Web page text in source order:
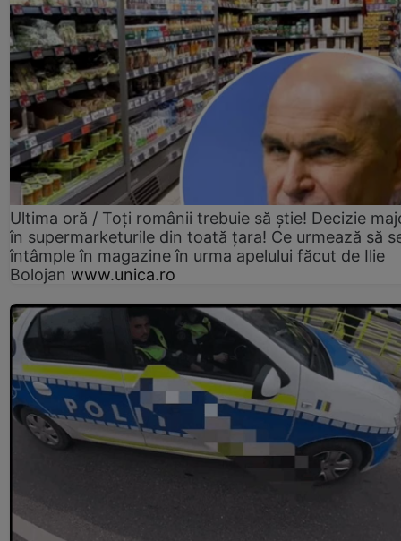
Ultima oră / Toți românii trebuie să știe! Decizie
în supermarketurile din toată țara! Ce urmează să
întâmple în magazine în urma apelului făcut de Ilie
Bolojan www.unica.ro